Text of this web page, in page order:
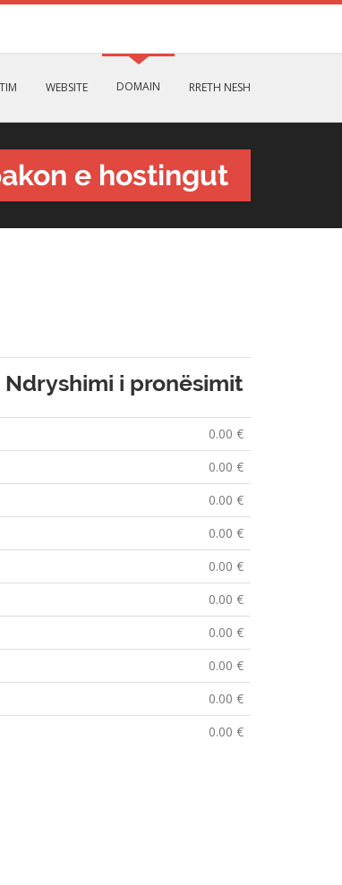
WEBSITE DOMAIN RRETH NESH
e hostingut
Ndryshimi i pronësimit
0.00 €
0.00 €
0.00 €
0.00 €
0.00 €
0.00 €
0.00 €
0.00 €
0.00 €
0.00 €